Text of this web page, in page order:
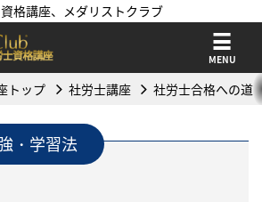
格講座、メダリストクラブ
MENU
トップ 社労士講座 社労士合格への道
・学習法